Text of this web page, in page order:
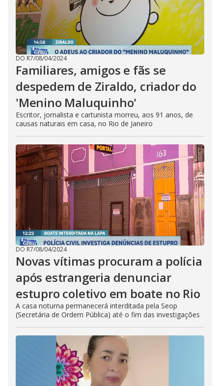
DO R7/08/04/2024
Familiares, amigos e fãs se
despedem de Ziraldo, criador do
'Menino Maluquinho'
Escritor, jornalista e cartunista morreu, aos 91 anos, de
causas naturais em casa, no Rio de Janeiro
DO R7/08/04/2024
Novas vítimas procuram a polícia
após estrangeria denunciar
estupro coletivo em boate no Rio
A casa noturna permanecerá interditada pela Seop
(Secretária de Ordem Pública) até o fim das investigações